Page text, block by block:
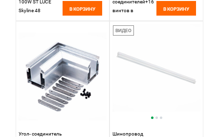
100W ST LUCE
Skyline 48
В КОРЗИНУ
соединителей+16
винтов в
Skyline 48
ST039.499.00.3
В КОРЗИНУ
Угол- соединитель
ВИДЕО
Шинопровод